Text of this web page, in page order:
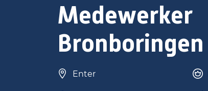
Medewerker
Bronboringen
Enter